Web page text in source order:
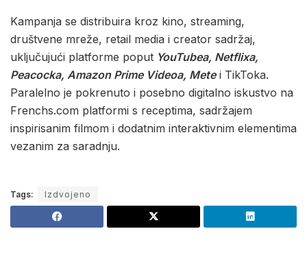
Kampanja se distribuira kroz kino, streaming,
društvene mreže, retail media i creator sadržaj,
uključujući platforme poput YouTubea, Netflixa,
Peacocka, Amazon Prime Videoa, Metei TikToka.
Paralelno je pokrenuto i posebno digitalno iskustvo na
Frenchs.com platformi s receptima, sadržajem
inspirisanim filmom i dodatnim interaktivnim elementima
vezanim za saradnju.
Tags: Izdvojeno